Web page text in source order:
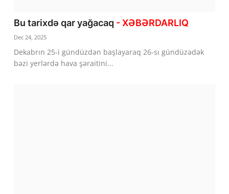
Bu tarixdə qar yağacaq - XƏBƏRDARLIQ
Dec 24, 2025
Dekabrın 25-i gündüzdən başlayaraq 26-sı gündüzədək
bəzi yerlərdə hava şəraitini...